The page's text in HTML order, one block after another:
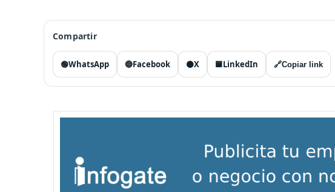
Compartir
🟢WhatsApp 🔵Facebook ⚫X 🟦LinkedIn 🔗Copiar link